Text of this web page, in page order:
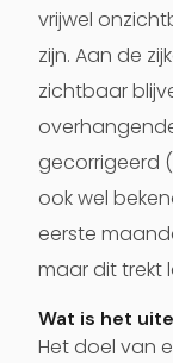
vrijwel
zijn. Aan de
zichtbaar
gecorrigeerd
ook wel
eerste
maar dit trekt
Wat is het
Het doel van